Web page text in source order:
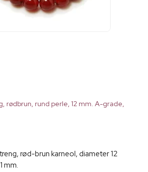
rødbrun, rund perle, 12 mm. A-grade,
rød-brun karneol, diameter 12
mm.